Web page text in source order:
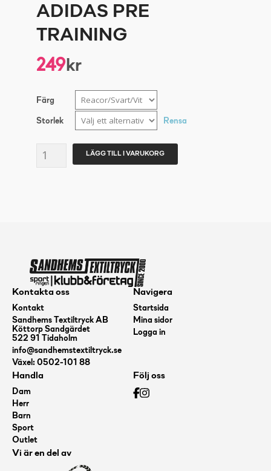
ADIDAS PRE
TRAINING
249kr
Färg
Storlek Rensa
ADIDAS
LÄGG TILL I VARUKORG
Kontakta oss
Kontakt
Sandhems Textiltryck AB
Köttorp Sandgärdet
522 91 Tidaholm
info@sandhemstextiltryck.se
Växel: 0502-101 88
Navigera
Startsida
Mina sidor
Logga in
Handla
Dam
Herr
Barn
Sport
Outlet
Följ oss
Vi är en del av